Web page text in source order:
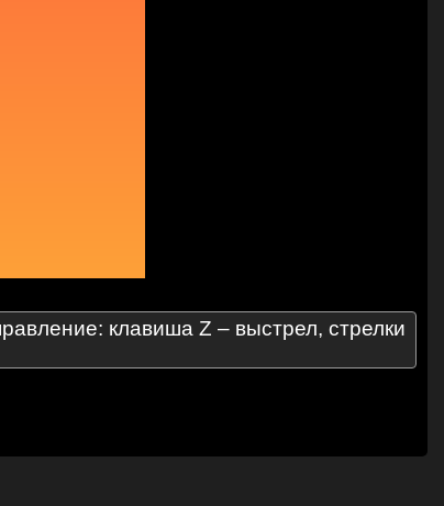
клавиша Z – выстрел, стрелки